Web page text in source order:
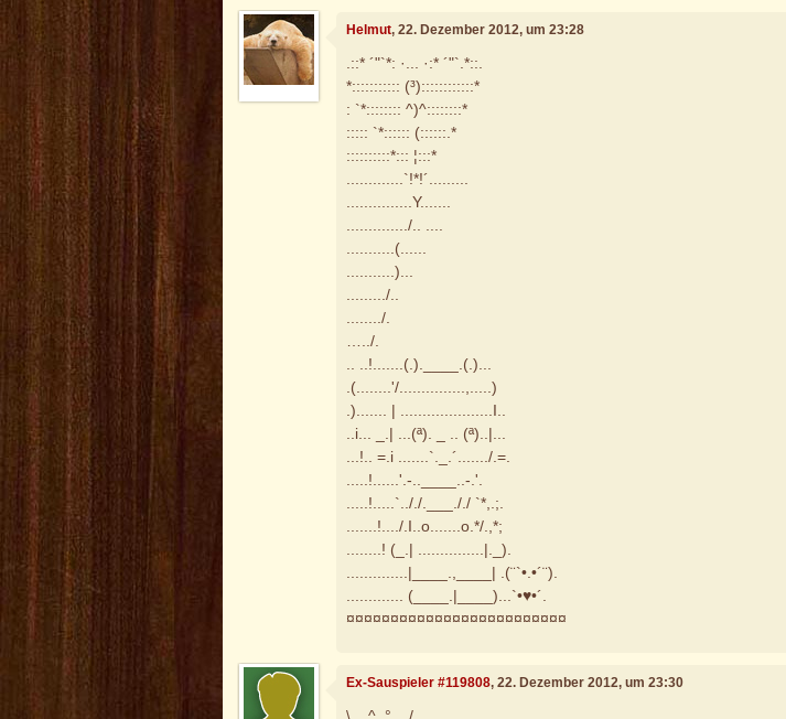
Helmut, 22. Dezember 2012, um 23:28
.::* ´"`*: ·... ·:* ´"`.*::.
*::::::::::: (³)::::::::::::*
: `*:::::::: ^)^::::::::*
::::: `*:::::: (::::::.*
::::::::::*::: ¦:::*
.............`!*!´.........
...............Y.......
............../.. ....
...........(......
...........)...
........./..
......../.
…../.
.. ..!.......(.).____.(.)...
.(........'/...............,.....)
.)....... | .....................I..
..i... _.| ...(ª). _ .. (ª)..|...
...!.. =.i .......`._.´......./.=.
.....!......'.-..____..-.'.
.....!.....`.././.___././ `*,.;.
.......!..../.I..o.......o.*/.,*;
........! (_.| ...............|._).
..............|____.,____| .(¨`•.•´¨).
............. (____.|____)...`•♥•´.
¤¤¤¤¤¤¤¤¤¤¤¤¤¤¤¤¤¤¤¤¤¤¤¤¤
Ex-Sauspieler #119808, 22. Dezember 2012, um 23:30